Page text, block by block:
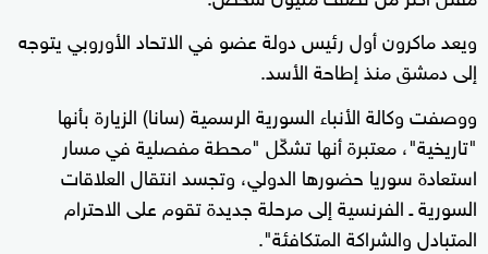
ويعد ماكرون أول رئيس دولة عضو في الاتحاد الأوروبي يتوجه
إلى دمشق منذ إطاحة الأسد.
ووصفت وكالة الأنباء السورية الرسمية (سانا) الزيارة بأنها
"تاريخية"، معتبرة أنها تشكّل "محطة مفصلية في مسار
استعادة سوريا حضورها الدولي، وتجسد انتقال العلاقات
السورية ـ الفرنسية إلى مرحلة جديدة تقوم على الاحترام
المتبادل والشراكة المتكافئة".